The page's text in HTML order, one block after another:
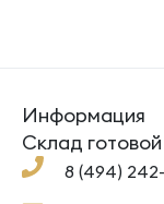
8 (494)
Информация
Склад готовой
продукции
Под заказ
Cклад
Кресты
Кольца